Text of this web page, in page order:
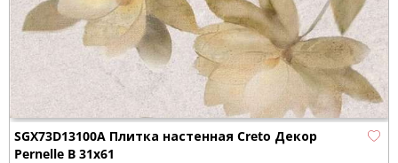
SGX73D13100A Плитка настенная Creto Декор
Pernelle B 31х61